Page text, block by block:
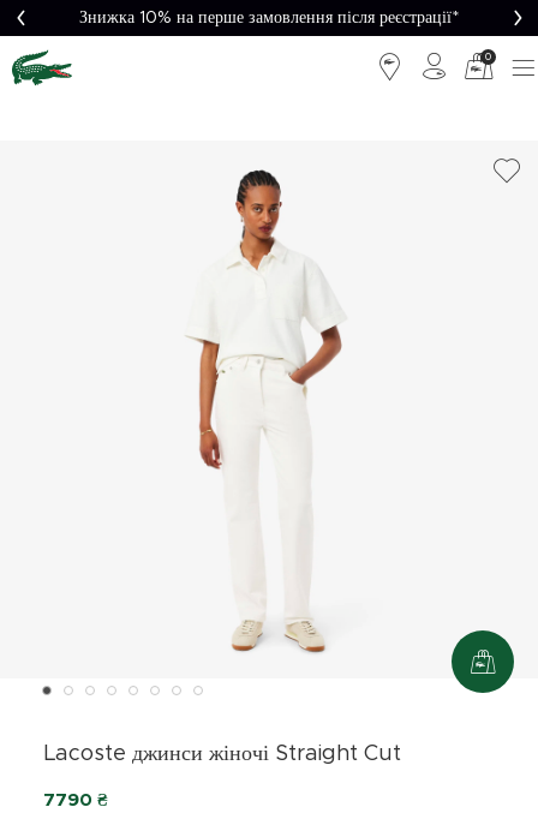
Знижка 10% на перше замовлення після реєстрації*
0
Lacoste джинси жіночі Straight Cut
7790 ₴
Безкоштовна
доставка від